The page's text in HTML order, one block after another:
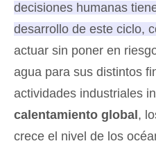
decisiones humanas
desarrollo de este ciclo,
actuar sin poner en
agua para sus distintos
actividades industriales
calentamiento global ,
crece el nivel de los